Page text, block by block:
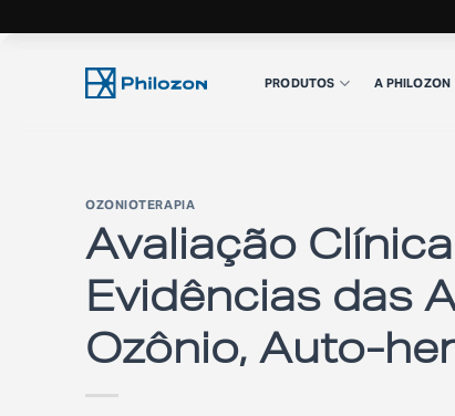
PRODUTOS A PHILOZON
OZONIOTERAPIA
Avaliação
Evidências das
Ozônio, Auto-